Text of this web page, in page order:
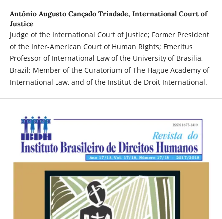
Antônio Augusto Cançado Trindade, International Court of
Justice
Judge of the International Court of Justice; Former President
of the Inter-American Court of Human Rights; Emeritus
Professor of International Law of the University of Brasilia,
Brazil; Member of the Curatorium of The Hague Academy of
International Law, and of the Institut de Droit International.